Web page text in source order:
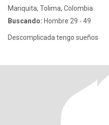
Mariquita, Tolima, Colombia
Buscando: Hombre 29 - 49
Descomplicada tengo sueños